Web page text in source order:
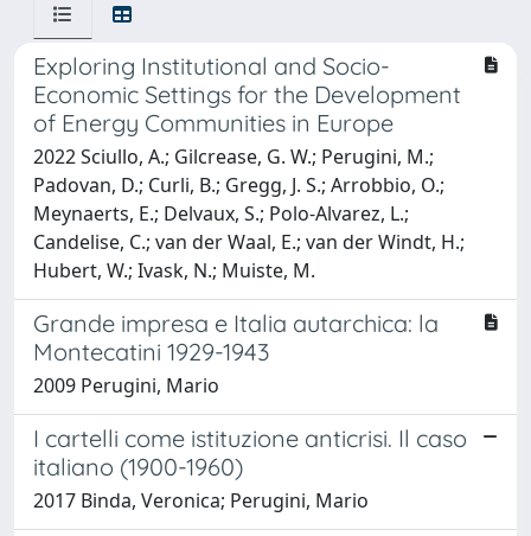
Exploring Institutional and Socio-
Economic Settings for the Development
of Energy Communities in Europe
2022 Sciullo, A.; Gilcrease, G. W.; Perugini, M.;
Padovan, D.; Curli, B.; Gregg, J. S.; Arrobbio, O.;
Meynaerts, E.; Delvaux, S.; Polo-Alvarez, L.;
Candelise, C.; van der Waal, E.; van der Windt, H.;
Hubert, W.; Ivask, N.; Muiste, M.
Grande impresa e Italia autarchica: la
Montecatini 1929-1943
2009 Perugini, Mario
I cartelli come istituzione anticrisi. Il caso
italiano (1900-1960)
2017 Binda, Veronica; Perugini, Mario